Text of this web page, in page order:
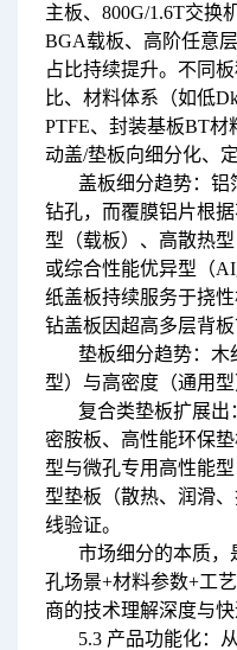
主板、800G/1.6T交换
BGA载板、高阶任意
占比持续提升。不同
比、材料体系（如低
PTFE、封装基板BT
动盖/垫板向细分化、
盖板细分趋势：
钻孔，而覆膜铝片根
型（载板）、高散热
或综合性能优异型（
纸盖板持续服务于挠
钻盖板因超高多层背板
垫板细分趋势：木
型）与高密度（通用型
复合类垫板扩展出
密胺板、高性能环保
型与微孔专用高性能
型垫板（散热、润滑
线验证。
市场细分的本质，
孔场景+材料参数+工
商的技术理解深度与
5.3 产品功能化：